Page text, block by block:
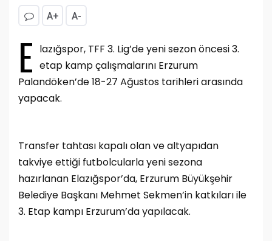
A+ A-
E lazığspor, TFF 3. Lig’de yeni sezon öncesi 3.
etap kamp çalışmalarını Erzurum
Palandöken’de 18-27 Ağustos tarihleri arasında
yapacak.
Transfer tahtası kapalı olan ve altyapıdan
takviye ettiği futbolcularla yeni sezona
hazırlanan Elazığspor’da, Erzurum Büyükşehir
Belediye Başkanı Mehmet Sekmen’in katkıları ile
3. Etap kampı Erzurum’da yapılacak.